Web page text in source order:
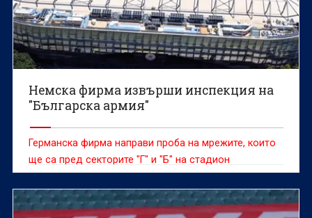
Немска фирма извърши инспекция на
"Българска армия"
Германска фирма направи проба на мрежите, които
ще са пред секторите "Г" и "Б" на стадион
"Българска армия", съобщава "24 часа".